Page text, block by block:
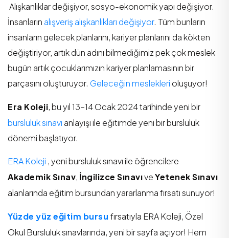
Alışkanlıklar değişiyor, sosyo-ekonomik yapı değişiyor.
İnsanların alışveriş alışkanlıkları değişiyor. Tüm bunların
insanların gelecek planlarını, kariyer planlarını da kökten
değiştiriyor, artık dün adını bilmediğimiz pek çok meslek
bugün artık çocuklarımızın kariyer planlamasının bir
parçasını oluşturuyor. Geleceğin meslekleri oluşuyor!
Era Koleji, bu yıl 13-14 Ocak 2024 tarihinde yeni bir
bursluluk sınavı anlayışı ile eğitimde yeni bir bursluluk
dönemi başlatıyor.
ERA Koleji , yeni bursluluk sınavı ile öğrencilere
Akademik Sınav, İngilizce SınavıveYetenek Sınavı
alanlarında eğitim bursundan yararlanma fırsatı sunuyor!
Yüzde yüz eğitim bursu fırsatıyla ERA Koleji, Özel
Okul Bursluluk sınavlarında, yeni bir sayfa açıyor! Hem